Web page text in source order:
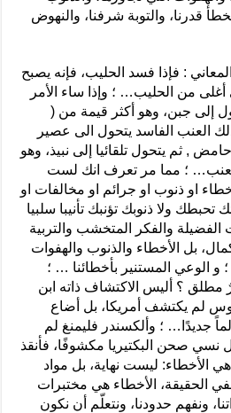
قدرنا، والتوبة شرفنا، والنهوض
: فإذا فسد الحليب، فإنه يصبح
أغلى من الحليب… ؛ وإذا ساء الأمر
إلى جبن، وهو أكثر قيمة من (
العنب الفاسد يتحول الى عصير
, ثم يتحول تلقائيا إلى نبيذ، وهو
؛ مما مر تعرف انك لست
او ذنوب او جرائم او مخالفات او
ولا ذنوبك تؤنبك تأنيبا سلبيا
والفكر المتخشب والتربية
بل الأخطاء والذنوب والهفوات
؛ و الوعي المستنير بأخطائنا … ؛
؟ أليس الاكتشاف ذاته ابن
لم يكتشف أمريكا، بل أضاع
جديدًا… ؛ وألكسندر فليمنغ لم
نسي صحن البكتيريا مكشوفًا، فأنقذ
الأخطاء: ليست نهاية، بل مواد
الحقيقة، الأخطاء هي مختبرات
ونفهم حدودنا، ونتعلّم أن نكون